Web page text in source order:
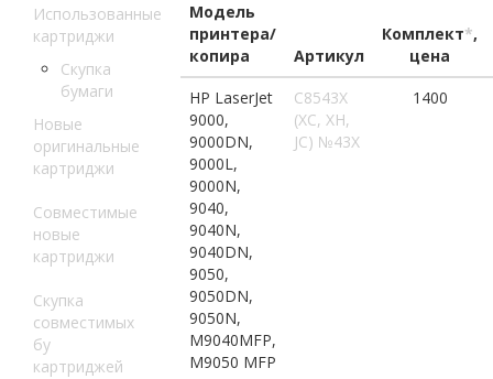
Использованные
картриджи
Скупка
бумаги
Новые
оригинальные
картриджи
Совместимые
новые
картриджи
Скупка
совместимых
бу
картриджей
Модель
принтера/
копира
Артикул
Комплект*,
цена
HP LaserJet
9000,
9000DN,
9000L,
9000N,
9040,
9040N,
9040DN,
9050,
9050DN,
9050N,
M9040MFP,
M9050 MFP
C8543X
(XC, XH,
JC) №43X
1400